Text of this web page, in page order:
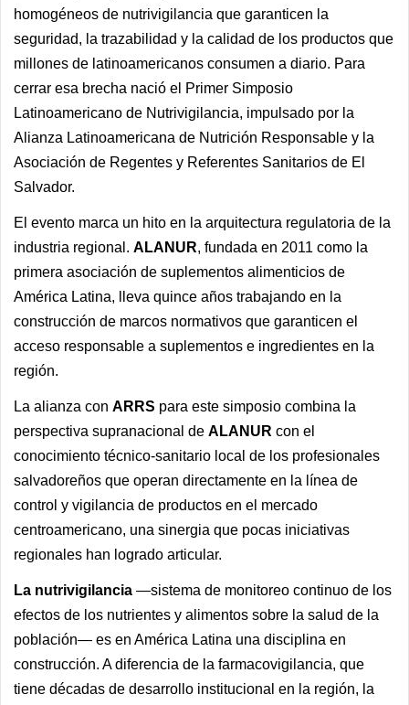
homogéneos de nutrivigilancia que garanticen la
seguridad, la trazabilidad y la calidad de los productos que
millones de latinoamericanos consumen a diario. Para
cerrar esa brecha nació el Primer Simposio
Latinoamericano de Nutrivigilancia, impulsado por la
Alianza Latinoamericana de Nutrición Responsable y la
Asociación de Regentes y Referentes Sanitarios de El
Salvador.
El evento marca un hito en la arquitectura regulatoria de la
industria regional. ALANUR, fundada en 2011 como la
primera asociación de suplementos alimenticios de
América Latina, lleva quince años trabajando en la
construcción de marcos normativos que garanticen el
acceso responsable a suplementos e ingredientes en la
región.
La alianza con ARRS para este simposio combina la
perspectiva supranacional de ALANUR con el
conocimiento técnico-sanitario local de los profesionales
salvadoreños que operan directamente en la línea de
control y vigilancia de productos en el mercado
centroamericano, una sinergia que pocas iniciativas
regionales han logrado articular.
La nutrivigilancia —sistema de monitoreo continuo de los
efectos de los nutrientes y alimentos sobre la salud de la
población— es en América Latina una disciplina en
construcción. A diferencia de la farmacovigilancia, que
tiene décadas de desarrollo institucional en la región, la